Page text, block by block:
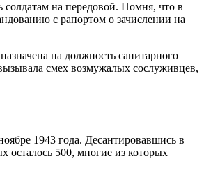
на передовой. Помня, что в
с рапортом о зачислении на
на должность санитарного
смех возмужалых сослуживцев,
1943 года. Десантировавшись в
500, многие из которых